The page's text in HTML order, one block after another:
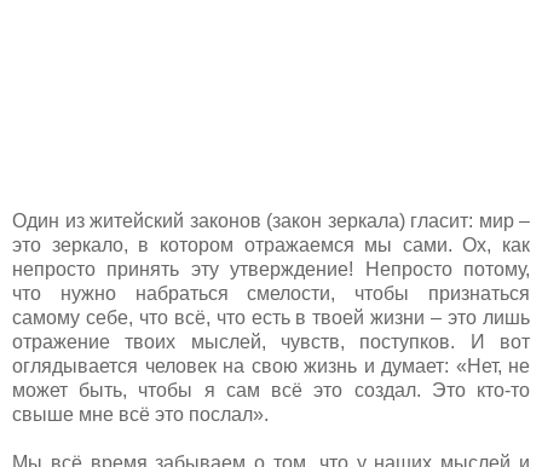
Один из житейский законов (закон зеркала) гласит: мир –
это зеркало, в котором отражаемся мы сами. Ох, как
непросто принять эту утверждение! Непросто потому,
что нужно набраться смелости, чтобы признаться
самому себе, что всё, что есть в твоей жизни – это лишь
отражение твоих мыслей, чувств, поступков. И вот
оглядывается человек на свою жизнь и думает: «Нет, не
может быть, чтобы я сам всё это создал. Это кто-то
свыше мне всё это послал».
Мы всё время забываем о том, что у наших мыслей и